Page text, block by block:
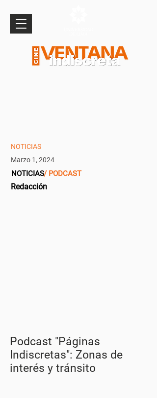
NOTICIAS
Marzo 1, 2024
/ PODCAST
NOTICIAS
Redacción
Podcast "Páginas
Indiscretas": Zonas de
interés y tránsito